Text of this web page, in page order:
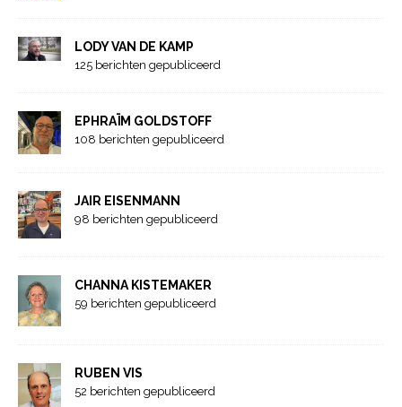
LODY VAN DE KAMP
125 berichten gepubliceerd
EPHRAÏM GOLDSTOFF
108 berichten gepubliceerd
JAIR EISENMANN
98 berichten gepubliceerd
CHANNA KISTEMAKER
59 berichten gepubliceerd
RUBEN VIS
52 berichten gepubliceerd